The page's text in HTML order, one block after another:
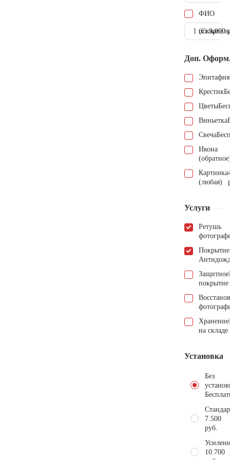
ФИО
1 шт.9.000
Доп.
Эпитафия
Крестик
Цветы
Виньетка
Свеча
Икона
Картинка
(любая)
Услуги
Ретушь
Покрытие
Защитное
покрытие
Хранение
на складе
Установка
Без
7.500
руб.
10.700